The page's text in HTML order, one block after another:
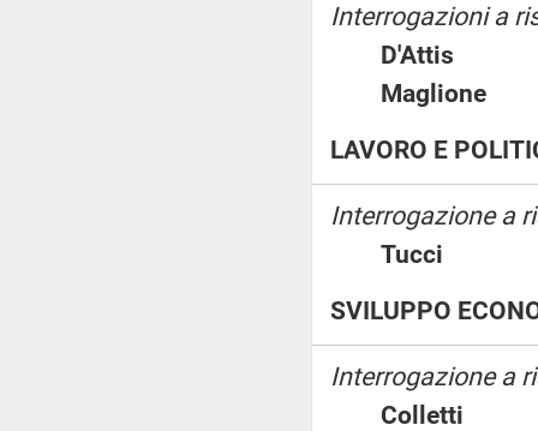
Interrogazioni a
D'Attis
Maglione
LAVORO E
Interrogazione a
Tucci
SVILUPPO
Interrogazione a
Colletti